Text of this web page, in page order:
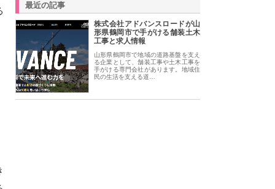
最近の記事
株式会社アドバンスロードが山
形県鶴岡市で手がける舗装土木
工事と求人情報
山形県鶴岡市で地域の道路基盤を支え
る企業として、舗装工事や土木工事を
手がける専門会社があります。地域住
民の生活を支える道…